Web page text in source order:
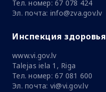
Тел. номер: 67 078 424
Эл. почта: info@zva.gov.lv
Инспекция здоровья
www.vi.gov.lv
Talejas iela 1, Riga
Тел. номер: 67 081 600
Эл. почта: vi@vi.gov.lv